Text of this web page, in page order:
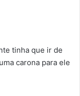
tinha que ir de
carona para ele